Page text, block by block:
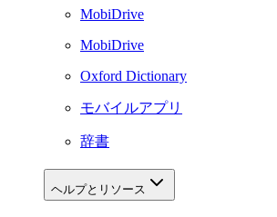
MobiDrive
MobiDrive
Oxford Dictionary
モバイルアプリ
辞書
ヘルプとリソース